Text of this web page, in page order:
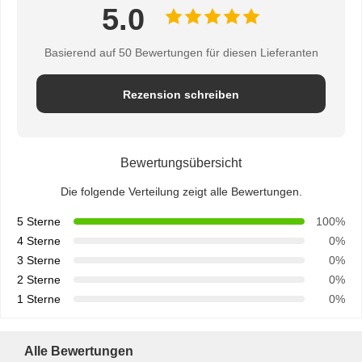
5.0
Basierend auf 50 Bewertungen für diesen Lieferanten
Rezension schreiben
Bewertungsübersicht
Die folgende Verteilung zeigt alle Bewertungen.
5 Sterne
100%
4 Sterne
0%
3 Sterne
0%
2 Sterne
0%
1 Sterne
0%
Alle Bewertungen